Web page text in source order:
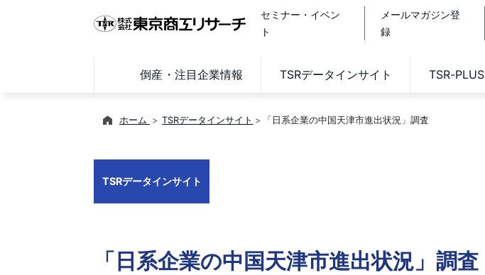
セミナー・イベン
ト
メールマガジン登
録
倒産・注目企業情報 TSRデータインサイト TSR-PLUS
ホーム TSRデータインサイト 「日系企業の中国天津市進出状況」調査
TSRデータインサイト
「日系企業の中国天津市進出状況」調査